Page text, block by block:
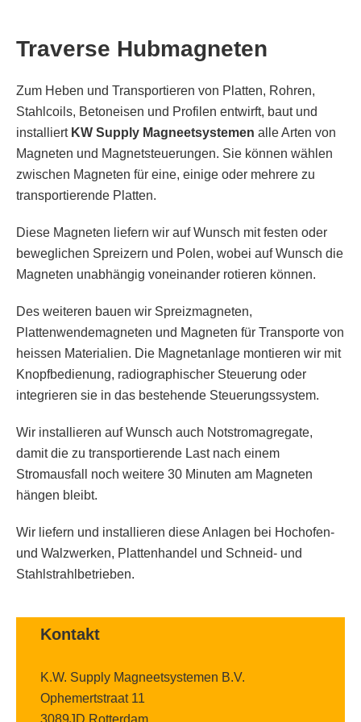
Traverse Hubmagneten
Zum Heben und Transportieren von Platten, Rohren,
Stahlcoils, Betoneisen und Profilen entwirft, baut und
installiert KW Supply Magneetsystemen alle Arten von
Magneten und Magnetsteuerungen. Sie können wählen
zwischen Magneten für eine, einige oder mehrere zu
transportierende Platten.
Diese Magneten liefern wir auf Wunsch mit festen oder
beweglichen Spreizern und Polen, wobei auf Wunsch die
Magneten unabhängig voneinander rotieren können.
Des weiteren bauen wir Spreizmagneten,
Plattenwendemagneten und Magneten für Transporte von
heissen Materialien. Die Magnetanlage montieren wir mit
Knopfbedienung, radiographischer Steuerung oder
integrieren sie in das bestehende Steuerungssystem.
Wir installieren auf Wunsch auch Notstromagregate,
damit die zu transportierende Last nach einem
Stromausfall noch weitere 30 Minuten am Magneten
hängen bleibt.
Wir liefern und installieren diese Anlagen bei Hochofen-
und Walzwerken, Plattenhandel und Schneid- und
Stahlstrahlbetrieben.
Kontakt
K.W. Supply Magneetsystemen B.V.
Ophemertstraat 11